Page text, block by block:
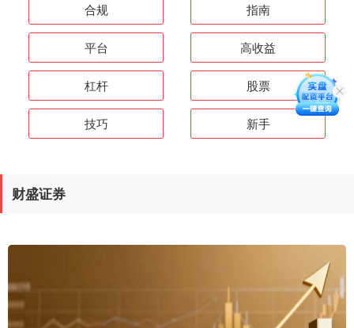
合规 指南
平台 高收益
杠杆 股票
技巧 新手
财盛证券